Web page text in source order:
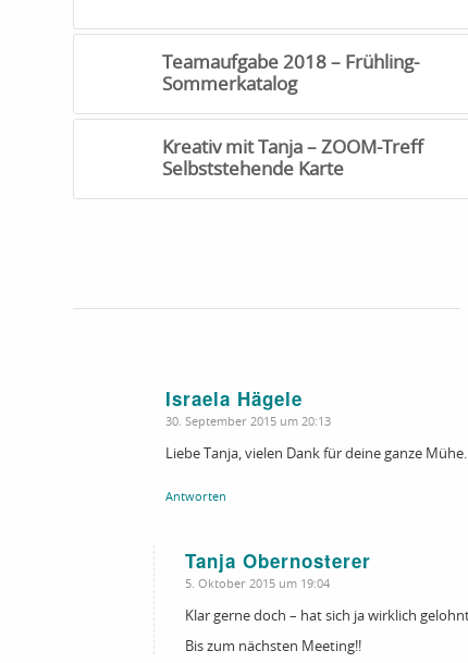
Teamaufgabe 2018 – Frühling-
Sommerkatalog
Kreativ mit Tanja – ZOOM-Treff
Selbststehende Karte
Israela Hägele
sagte:
30. September 2015 um 20:13
Liebe Tanja, vielen Dank für deine ganze
Antworten
Tanja Obernosterer
sagte:
5. Oktober 2015 um 19:04
Klar gerne doch – hat sich ja wirklich
Bis zum nächsten Meeting!!